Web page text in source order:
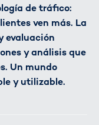
de tráfico:
ven más. La
evaluación
y análisis que
Un mundo
y utilizable.